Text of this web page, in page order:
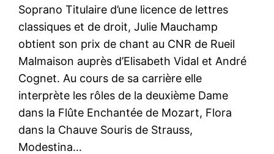
Soprano Titulaire d’une licence de lettres
classiques et de droit, Julie Mauchamp
obtient son prix de chant au CNR de Rueil
Malmaison auprès d’Elisabeth Vidal et André
Cognet. Au cours de sa carrière elle
interprète les rôles de la deuxième Dame
dans la Flûte Enchantée de Mozart, Flora
dans la Chauve Souris de Strauss,
Modestina…